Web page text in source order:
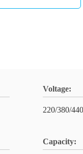
Voltage:
220/380/
Capacity: